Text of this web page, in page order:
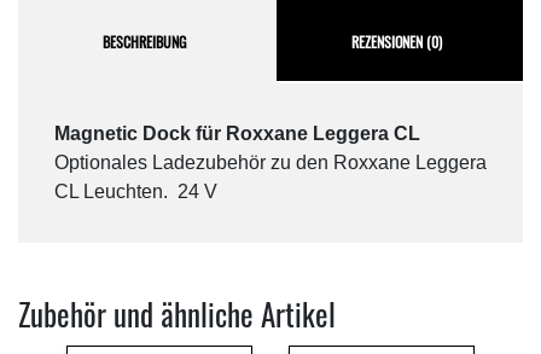
BESCHREIBUNG REZENSIONEN (0)
Magnetic Dock für Roxxane Leggera CL
Optionales Ladezubehör zu den Roxxane Leggera
CL Leuchten. 24 V
Zubehör und ähnliche Artikel